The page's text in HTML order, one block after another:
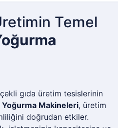
Temel
gıda üretim tesislerinin
Yoğurma Makineleri, üretim
doğrudan etkiler.